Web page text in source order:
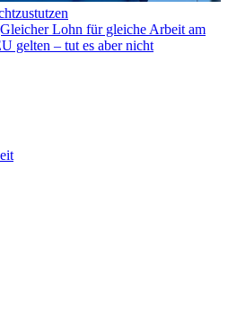
Lohn für gleiche Arbeit am
gelten – tut es aber nicht